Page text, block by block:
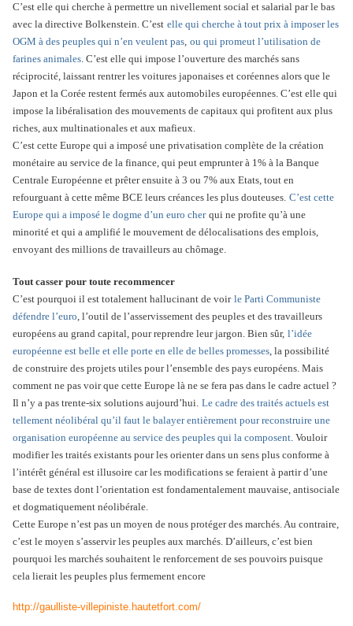
C’est elle qui cherche à permettre un nivellement social et salarial par le bas
avec la directive Bolkenstein. C’est elle qui cherche à tout prix à imposer les
OGM à des peuples qui n’en veulent pas, ou qui promeut l’utilisation de
farines animales. C’est elle qui impose l’ouverture des marchés sans
réciprocité, laissant rentrer les voitures japonaises et coréennes alors que le
Japon et la Corée restent fermés aux automobiles européennes. C’est elle qui
impose la libéralisation des mouvements de capitaux qui profitent aux plus
riches, aux multinationales et aux mafieux.
C’est cette Europe qui a imposé une privatisation complète de la création
monétaire au service de la finance, qui peut emprunter à 1% à la Banque
Centrale Européenne et prêter ensuite à 3 ou 7% aux Etats, tout en
refourguant à cette même BCE leurs créances les plus douteuses. C’est cette
Europe qui a imposé le dogme d’un euro cher qui ne profite qu’à une
minorité et qui a amplifié le mouvement de délocalisations des emplois,
envoyant des millions de travailleurs au chômage.
Tout casser pour toute recommencer
C’est pourquoi il est totalement hallucinant de voir le Parti Communiste
défendre l’euro, l’outil de l’asservissement des peuples et des travailleurs
européens au grand capital, pour reprendre leur jargon. Bien sûr, l’idée
européenne est belle et elle porte en elle de belles promesses, la possibilité
de construire des projets utiles pour l’ensemble des pays européens. Mais
comment ne pas voir que cette Europe là ne se fera pas dans le cadre actuel ?
Il n’y a pas trente-six solutions aujourd’hui. Le cadre des traités actuels est
tellement néolibéral qu’il faut le balayer entièrement pour reconstruire une
organisation européenne au service des peuples qui la composent. Vouloir
modifier les traités existants pour les orienter dans un sens plus conforme à
l’intérêt général est illusoire car les modifications se feraient à partir d’une
base de textes dont l’orientation est fondamentalement mauvaise, antisociale
et dogmatiquement néolibérale.
Cette Europe n’est pas un moyen de nous protéger des marchés. Au contraire,
c’est le moyen s’asservir les peuples aux marchés. D’ailleurs, c’est bien
pourquoi les marchés souhaitent le renforcement de ses pouvoirs puisque
cela lierait les peuples plus fermement encore
http://gaulliste-villepiniste.hautetfort.com/